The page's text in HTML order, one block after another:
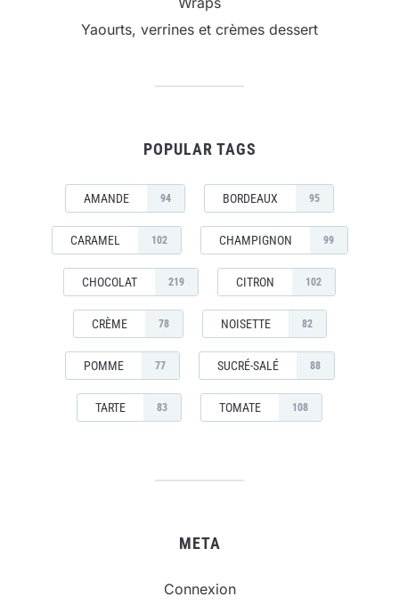
Yaourts, verrines et crèmes dessert
POPULAR TAGS
AMANDE 94 BORDEAUX 95
CARAMEL 102 CHAMPIGNON 99
CHOCOLAT 219 CITRON 102
CRÈME 78 NOISETTE 82
POMME 77 SUCRÉ-SALÉ 88
TARTE 83 TOMATE 108
META
Connexion